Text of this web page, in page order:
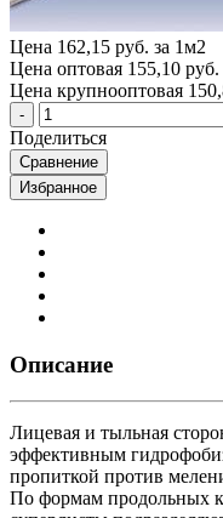
Цена 162,15 руб. за 1м2
Цена оптовая 155,10 руб.
Цена крупнооптовая
Поделиться
Сравнение
Избранное
Описание
Лицевая и тыльная
эффективным
пропиткой против
По формам продольных